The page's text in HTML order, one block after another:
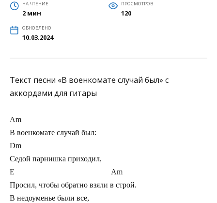
НА ЧТЕНИЕ
2 мин
ПРОСМОТРОВ
120
ОБНОВЛЕНО
10.03.2024
Текст песни «В военкомате случай был» с
аккордами для гитары
Am
В военкомате случай был:
Dm
Седой парнишка приходил,
E                                                  Am
Просил, чтобы обратно взяли в строй.
В недоуменье были все,